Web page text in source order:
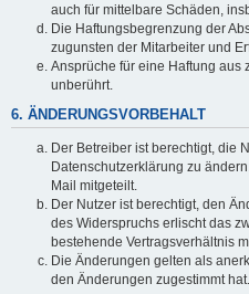
auch für mittelbare Schäden,
Die Haftungsbegrenzung der
zugunsten der Mitarbeiter und
Ansprüche für eine Haftung aus
unberührt.
6. ÄNDERUNGSVORBEHALT
Der Betreiber ist berechtigt, die
Datenschutzerklärung zu
Mail mitgeteilt.
Der Nutzer ist berechtigt, den
des Widerspruchs erlischt das
bestehende Vertragsverhältnis
Die Änderungen gelten als
den Änderungen zugestimmt hat.